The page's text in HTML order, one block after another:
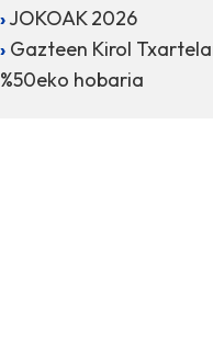
JOKOAK 2026
Gazteen Kirol
%50eko hobaria